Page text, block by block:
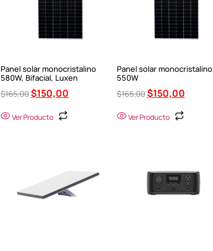
Panel solar monocristalino
580W, Bifacial, Luxen
$165,00$150,00
Ver Producto
Panel solar monocristalino
550W
$165,00$150,00
Ver Producto